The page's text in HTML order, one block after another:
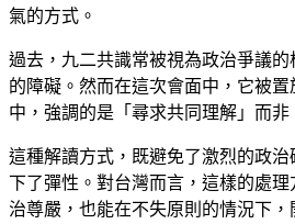
氣的方式。
過去，九二共識常被視為政治爭議
的障礙。然而在這次會面中，它被
中，強調的是「尋求共同理解」而非
這種解讀方式，既避免了激烈的政
下了彈性。對台灣而言，這樣的處
治尊嚴，也能在不失原則的情況下，